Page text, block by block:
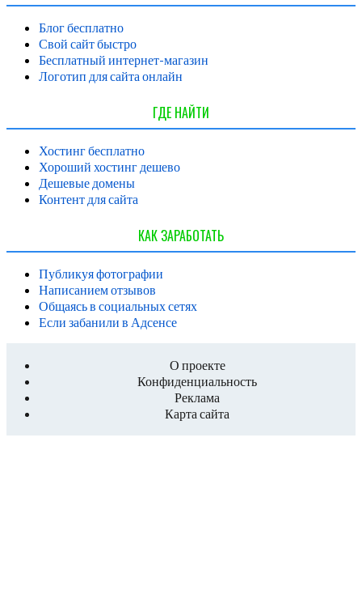
Блог бесплатно
Свой сайт быстро
Бесплатный интернет-магазин
Логотип для сайта онлайн
ГДЕ НАЙТИ
Хостинг бесплатно
Хороший хостинг дешево
Дешевые домены
Контент для сайта
КАК ЗАРАБОТАТЬ
Публикуя фотографии
Написанием отзывов
Общаясь в социальных сетях
Если забанили в Адсенсе
О проекте
Конфиденциальность
Реклама
Карта сайта